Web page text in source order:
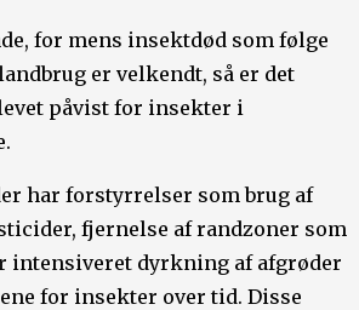
for mens insektdød som følge
er velkendt, så er det
påvist for insekter i
har forstyrrelser som brug af
fjernelse af randzoner som
intensiveret dyrkning af afgrøder
for insekter over tid. Disse